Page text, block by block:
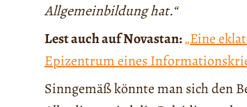
Allgemeinbildung hat.“
Lest auch auf Novastan:„Eine
Epizentrum eines
Sinngemäß könnte man sich den